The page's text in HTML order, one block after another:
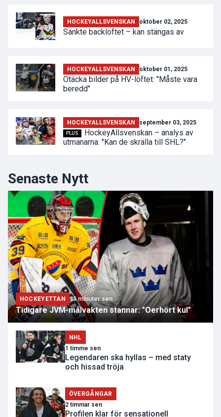
HOCKEYALLSVENSKAN oktober 02, 2025
Sänkte backlöftet – kan stängas av
HOCKEYALLSVENSKAN oktober 01, 2025
Otäcka bilder på HV-löftet: "Måste vara
beredd"
HOCKEYALLSVENSKAN september 03, 2025
PLUS
HockeyAllsvenskan – analys av
utmanarna: "Kan de skrälla till SHL?"
Senaste Nytt
HOCKEYETTAN 35 minuter sen
Tidigare JVM-målvakten stannar: "Oerhört kul"
NHL
1 timme sen
Legendaren ska hyllas – med staty
och hissad tröja
ÖVERGÅNGAR
2 timmar sen
Profilen klar för sensationell